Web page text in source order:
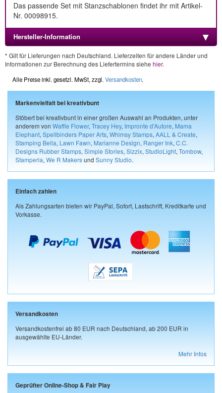
Das passende Set mit Stanzschablonen findet ihr mit Artikel-
Nr. 00098915.
Hersteller-Information
* Gilt für Lieferungen nach Deutschland. Lieferzeiten für andere Länder und
Informationen zur Berechnung des Liefertermins siehe hier.
Alle Preise inkl. gesetzl. MwSt, zzgl. Versandkosten.
Markenvielfalt bei kreativbunt
Stöbert bei kreativbunt in einer großen Auswahl an Produkten, unter
anderem von Waffle Flower, Tracey Hey, Impronte d'Autore, Mama
Elephant, Spellbinders Paper Arts, Whimsy Stamps, AALL & Create,
Stamping Bella, Lawn Fawn, Marianne Design, Ranger Ink, C.C.
Designs Rubber Stamps, Simple Stories, Sizzix, StudioLight, Tombow,
Stamperia, We R Makersund Sunny Studio.
Einfach zahlen
Als Zahlungsarten bieten wir PayPal, Sofort, Lastschrift, Kreditkarte und
Vorkasse.
Versandkosten
Versandkostenfrei ab 80 EUR nach Deutschland, ab 200 EUR in
ausgewählte EU-Länder.
Mehr Infos
Geprüfter Online-Shop & Fair Play